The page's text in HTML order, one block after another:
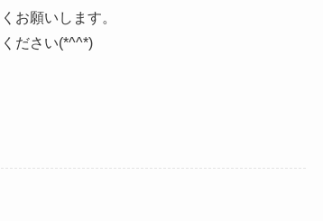
お願いします。
ださい(*^^*)